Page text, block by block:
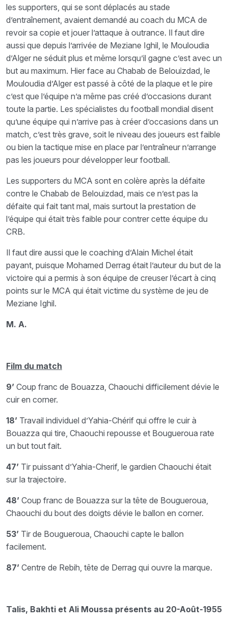
les supporters, qui se sont déplacés au stade
d’entraînement, avaient demandé au coach du MCA de
revoir sa copie et jouer l’attaque à outrance. Il faut dire
aussi que depuis l’arrivée de Meziane Ighil, le Mouloudia
d’Alger ne séduit plus et même lorsqu’il gagne c’est avec un
but au maximum. Hier face au Chabab de Belouizdad, le
Mouloudia d’Alger est passé à côté de la plaque et le pire
c’est que l’équipe n’a même pas créé d’occasions durant
toute la partie. Les spécialistes du football mondial disent
qu’une équipe qui n’arrive pas à créer d’occasions dans un
match, c’est très grave, soit le niveau des joueurs est faible
ou bien la tactique mise en place par l’entraîneur n’arrange
pas les joueurs pour développer leur football.
Les supporters du MCA sont en colère après la défaite
contre le Chabab de Belouizdad, mais ce n’est pas la
défaite qui fait tant mal, mais surtout la prestation de
l’équipe qui était très faible pour contrer cette équipe du
CRB.
Il faut dire aussi que le coaching d’Alain Michel était
payant, puisque Mohamed Derrag était l’auteur du but de la
victoire qui a permis à son équipe de creuser l’écart à cinq
points sur le MCA qui était victime du système de jeu de
Meziane Ighil.
M. A.
Film du match
9’ Coup franc de Bouazza, Chaouchi difficilement dévie le
cuir en corner.
18’ Travail individuel d’Yahia-Chérif qui offre le cuir à
Bouazza qui tire, Chaouchi repousse et Bougueroua rate
un but tout fait.
47’ Tir puissant d’Yahia-Cherif, le gardien Chaouchi était
sur la trajectoire.
48’ Coup franc de Bouazza sur la tête de Bougueroua,
Chaouchi du bout des doigts dévie le ballon en corner.
53’ Tir de Bougueroua, Chaouchi capte le ballon
facilement.
87’ Centre de Rebih, tête de Derrag qui ouvre la marque.
Talis, Bakhti et Ali Moussa présents au 20-Août-1955